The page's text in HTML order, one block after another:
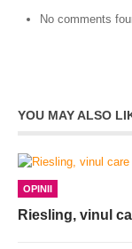
No comments
YOU MAY ALSO
OPINII
Riesling, vinul